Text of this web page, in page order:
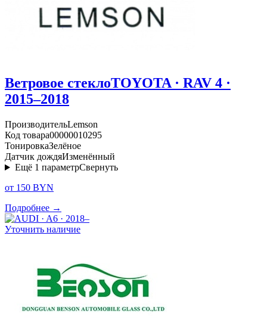
Ветровое стеклоTOYOTA · RAV 4 ·
2015–2018
ПроизводительLemson
Код товара00000010295
ТонировкаЗелёное
Датчик дождяИзменённый
Ещё 1 параметрСвернуть
от 150 BYN
Подробнее →
Уточнить наличие